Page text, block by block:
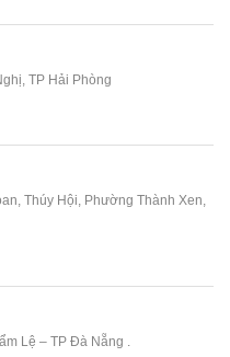
TP Hải Phòng
Thúy Hội, Phường Thành Xen,
Lệ – TP Đà Nẵng .